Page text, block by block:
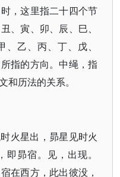
，这里指二十四个节
、寅、卯、辰、巳、
乙、丙、丁、戊、
指的方向。中绳，指
和历法的关系。
火星出，昴星见时火
昴宿。见，出现。
在西方，此出彼没，